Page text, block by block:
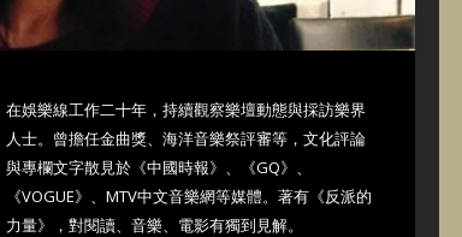
在娛樂線工作二十年，持續觀察樂壇動態與採訪樂界
人士。曾擔任金曲獎、海洋音樂祭評審等，文化評論
與專欄文字散見於《中國時報》、《GQ》、
《VOGUE》、MTV中文音樂網等媒體。著有《反派的
力量》，對閱讀、音樂、電影有獨到見解。